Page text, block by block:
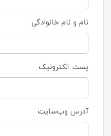
نام و نام خانوادگی
پست الکترونیک
آدرس وب‌سایت